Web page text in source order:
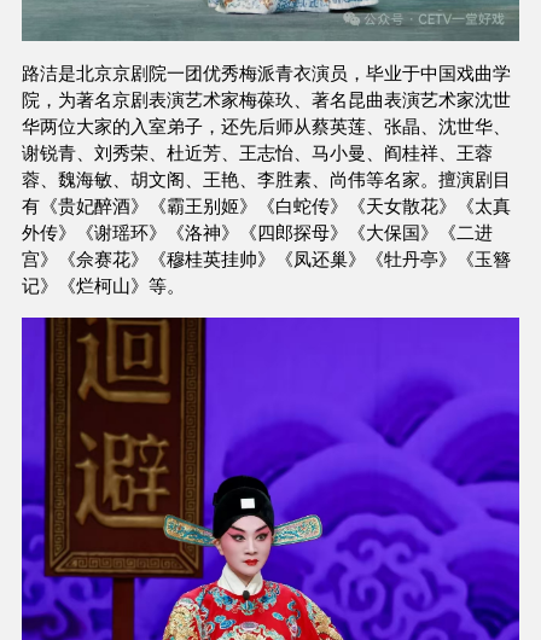
路洁是北京京剧院一团优秀梅派青衣演员，毕业于中国戏曲学
院，为著名京剧表演艺术家梅葆玖、著名昆曲表演艺术家沈世
华两位大家的入室弟子，还先后师从蔡英莲、张晶、沈世华、
谢锐青、刘秀荣、杜近芳、王志怡、马小曼、阎桂祥、王蓉
蓉、魏海敏、胡文阁、王艳、李胜素、尚伟等名家。擅演剧目
有《贵妃醉酒》《霸王别姬》《白蛇传》《天女散花》《太真
外传》《谢瑶环》《洛神》《四郎探母》《大保国》《二进
宫》《佘赛花》《穆桂英挂帅》《凤还巢》《牡丹亭》《玉簪
记》《烂柯山》等。